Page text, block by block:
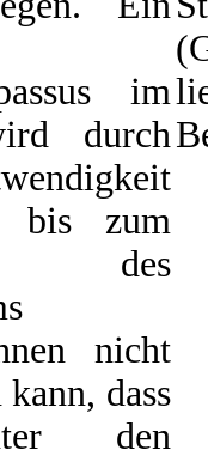
im
durch
bis zum
des
nicht
dass
den